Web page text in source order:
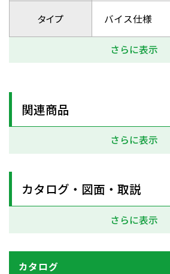
タイプ バイス仕様
さらに表示
関連商品
さらに表示
カタログ・図面・取説
さらに表示
カタログ